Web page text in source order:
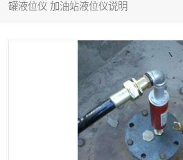
罐液位仪 加油站液位仪说明
液位计